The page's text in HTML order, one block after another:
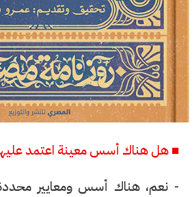
■ هل هناك أسس معينة اعتمد
- نعم، هناك أسس ومعايير